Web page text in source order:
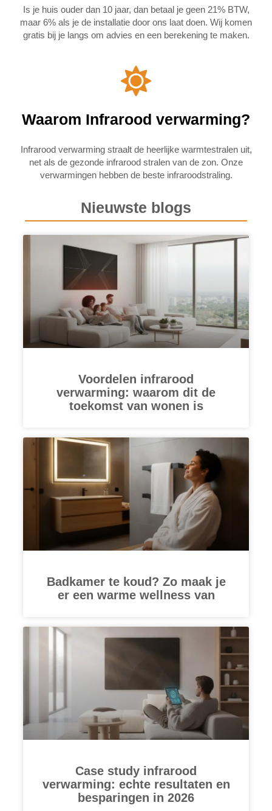
Is je huis ouder dan 10 jaar, dan betaal je geen 21% BTW,
maar 6% als je de installatie door ons laat doen. Wij komen
gratis bij je langs om advies en een berekening te maken.
Waarom Infrarood verwarming?
Infrarood verwarming straalt de heerlijke warmtestralen uit,
net als de gezonde infrarood stralen van de zon. Onze
verwarmingen hebben de beste infraroodstraling.
Nieuwste blogs
Voordelen infrarood
verwarming: waarom dit de
toekomst van wonen is
Badkamer te koud? Zo maak je
er een warme wellness van
Case study infrarood
verwarming: echte resultaten en
besparingen in 2026